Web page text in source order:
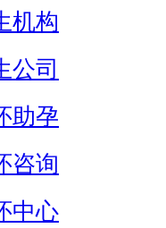
机构
公司
助孕
咨询
中心